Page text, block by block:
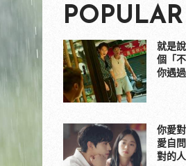
POPULAR
就是
個「
你遇
你愛
愛自
對的